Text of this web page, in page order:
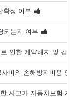
확정 여부
되는지 여부
인한 계약해지 및 갑
비의 손해방지비용 인
사고가 자동차보험